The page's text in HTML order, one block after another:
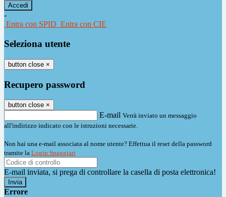
-
Entra con SPID Entra con CIE
Seleziona utente
button close ×
Recupero password
button close ×
E-mail Verrà inviato un messaggio
all'indirizzo indicato con le istruzioni necessarie.
Non hai una e-mail associata al nome utente? Effettua il reset della password
tramite la Login Spaggiari
E-mail inviata, si prega di controllare la casella di posta elettronica!
Errore